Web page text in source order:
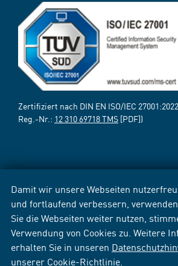
Damit wir unsere Webseiten
und fortlaufend verbessern,
Sie die Webseiten weiter nutzen,
Verwendung von Cookies zu. Weitere
erhalten Sie in unseren
unserer Cookie-Richtlinie
Zertifiziert nach DIN EN ISO/IEC
Reg.-Nr.: 12 310 69718 TMS [PDF])